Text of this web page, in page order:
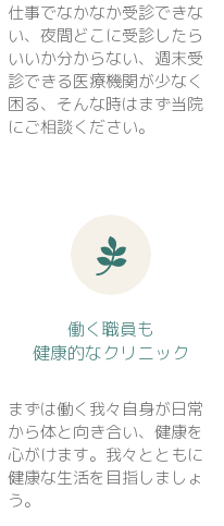
仕事でなかなか受診できな
い、夜間どこに受診したら
いいか分からない、週末受
診できる医療機関が少なく
困る、そんな時はまず当院
にご相談ください。
働く職員も
健康的なクリニック
まずは働く我々自身が日常
から体と向き合い、健康を
心がけます。我々とともに
健康な生活を目指しましょ
う。